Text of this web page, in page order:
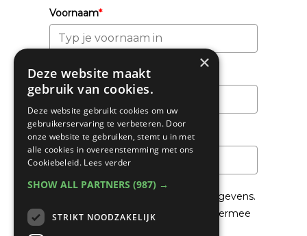
Voornaam*
Achternaam
Email*
We gaan voorzichtig om met je gegevens.
Lees in hetPrivacybeleid
hoe we hiermee
×
Deze website maakt
gebruik van cookies.
Deze website gebruikt cookies om uw
gebruikerservaring te verbeteren. Door
onze website te gebruiken, stemt u in met
alle cookies in overeenstemming met ons
Cookiebeleid. Lees verder
SHOW ALL PARTNERS (987) →
STRIKT NOODZAKELIJK